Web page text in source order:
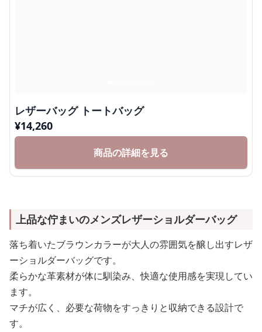
レザーバッグ トートバッグ
¥14,260
商品の詳細を見る
上品な佇まいのメンズレザーショルダーバッグ
落ち着いたブラウンカラーが大人の雰囲気を醸し出すレザ
ーショルダーバッグです。
柔らかな革素材が体に馴染み、快適な使用感を実現してい
ます。
マチが広く、必要な荷物をすっきりと収納できる設計で
す。